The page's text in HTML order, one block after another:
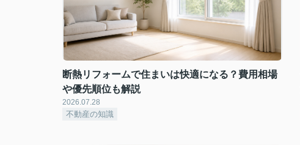
断熱リフォームで住まいは快適になる？費用相場
や優先順位も解説
2026.07.28
不動産の知識